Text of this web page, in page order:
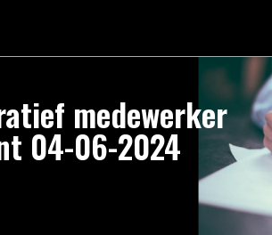
medewerker
04-06-2024